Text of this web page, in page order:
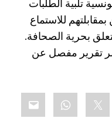
تلبية الطلبات
للاستماع
بحرية الصحافة.
تقرير مفصل عن
LinkedIn